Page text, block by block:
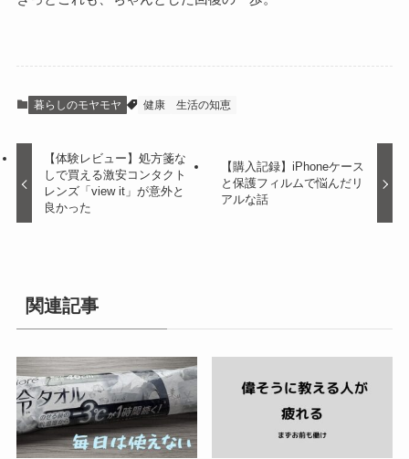
暮らしのモヤモヤ 健康 生活の知恵
【体験レビュー】処方箋な
しで買える激安コンタクト
レンズ「view it」が意外と
良かった
【購入記録】iPhoneケース
と保護フィルムで悩んだリ
アルな話
関連記事